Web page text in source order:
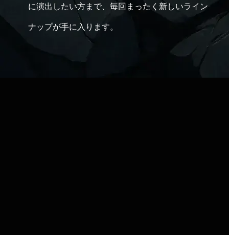
に演出したい方まで、毎回まったく新しいライン
ナップが手に入ります。